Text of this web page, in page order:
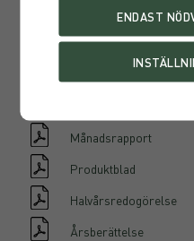
Månadsrapport
Produktblad
Halvårsredogörelse
Årsberättelse